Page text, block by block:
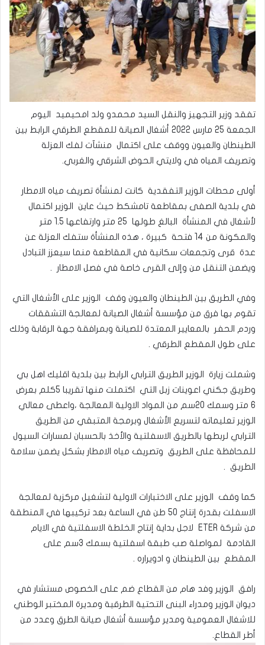
تفقد وزير التجهيز والنقل السيد محمدو ولد امحيميد اليوم
الجمعة 25 مارس 2022 أشغال الصيانة للمقطع الطرقي الرابط بين
الطينطان والعيون ووقف على اكتمال منشآت لفك العزلة
وتصريف المياه في ولايتي الحوض الشرقي والغربي.
أولى محطات الوزير التفقدية كانت لمنشأة تصريف مياه الامطار
في بلدية الصفى بمقاطعة تامشكط حيث عاين الوزير اكتمال
لأشغال في المنشأة البالغ طولها 25 متر وارتفاعها 1.5 متر
والمكونة من 14 فتحة كبيرة ، هذه المنشأة ستفك العزلة عن
عدة قرى وتجمعات سكانية في المقاطعة منما سيعزز التبادل
ويضمن التنقل من وإلى القرى خاصة في فصل الامطار .
وفي الطريق بين الطينطان والعيون وقف الوزير على الأشغال التي
تقوم بها فرق من مؤسسة أشغال الصيانة لمعالجة التشققات
وردم الحفر بالمعايير المعتدة للصيانة وبمرافقة جهة الرقابة وذلك
على طول المقطع الطرقي .
وشملت زيارة الوزير الطريق الترابي الرابط بين بلدية اقليك اهل بي
وطريق جكني اعوينات زبل التي اكتملت منها تقريبا 5كلم بعرض
6 متر وسمك 20سم من المواد الاولية المعالجة ،واعطى معالي
الوزير تعليماته لتسريع الأشغال وبرمجة المتبقي من الطريق
الترابي لربطها بالطريق الاسفلتية والأخذ بالحسبان لمسارات السيول
للمحافظة على الطريق وتصريف مياه الامطار بشكل يضمن سلامة
الطريق .
كما وقف الوزير على الاختبارات الاولية لتشغيل مركزية لمعالجة
الاسفلت بقدرة إنتاج 50 طن في الساعة بعد تركيبها في المنطقة
من شركة ETER لاجل بداية إنتاج الخلطة الاسفلتية في الايام
القادمة لمواصلة صب طبقة اسفلتية بسمك 3سم على
المقطع بين الطينطان و ادويراره .
رافق الوزير وفد هام من القطاع ضم على الخصوص مستشار في
ديوان الوزير ومدراء البنى التحتية الطرقية ومديرة المختبر الوطني
للاشغال العمومية ومدير مؤسسة أشغال صيانة الطرق وعدد من
أطر القطاع.